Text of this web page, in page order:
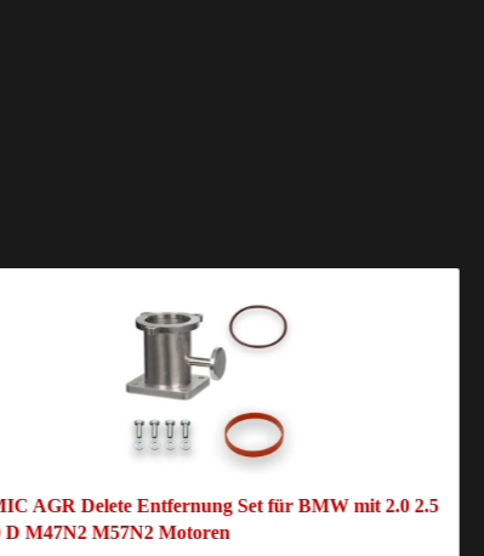
AGR Delete Entfernung Set für BMW mit 2.0 2.5
D M47N2 M57N2 Motoren